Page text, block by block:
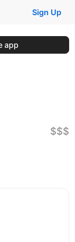
Sign Up
app
$$$